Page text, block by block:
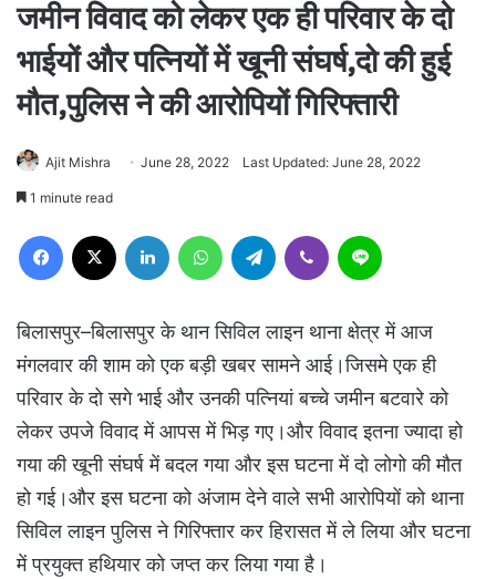
जमीन विवाद को लेकर एक ही परिवार के दो
भाईयों और पत्नियों में खूनी संघर्ष,दो की हुई
मौत,पुलिस ने की आरोपियों गिरिफ्तारी
Ajit Mishra June 28, 2022 Last Updated: June 28, 2022
1 minute read
Facebook LinkedIn WhatsAppTelegram Viber
बिलासपुर–बिलासपुर के थान सिविल लाइन थाना क्षेत्र में आज
मंगलवार की शाम को एक बड़ी खबर सामने आई।जिसमे एक ही
परिवार के दो सगे भाई और उनकी पत्नियां बच्चे जमीन बटवारे को
लेकर उपजे विवाद में आपस में भिड़ गए।और विवाद इतना ज्यादा हो
गया की खूनी संघर्ष में बदल गया और इस घटना में दो लोगो की मौत
हो गई।और इस घटना को अंजाम देने वाले सभी आरोपियों को थाना
सिविल लाइन पुलिस ने गिरिफ्तार कर हिरासत में ले लिया और घटना
में प्रयुक्त हथियार को जप्त कर लिया गया है।